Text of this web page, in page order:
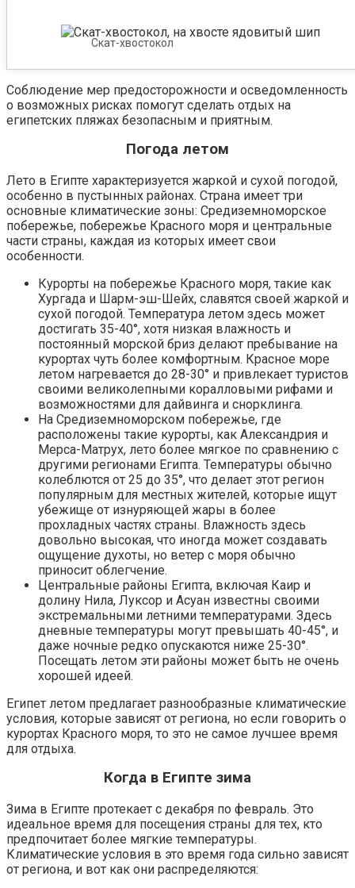
Скат-хвостокол
Соблюдение мер предосторожности и осведомленность
о возможных рисках помогут сделать отдых на
египетских пляжах безопасным и приятным.
Погода летом
Лето в Египте характеризуется жаркой и сухой погодой,
особенно в пустынных районах. Страна имеет три
основные климатические зоны: Средиземноморское
побережье, побережье Красного моря и центральные
части страны, каждая из которых имеет свои
особенности.
Курорты на побережье Красного моря, такие как
Хургада и Шарм-эш-Шейх, славятся своей жаркой и
сухой погодой. Температура летом здесь может
достигать 35-40°, хотя низкая влажность и
постоянный морской бриз делают пребывание на
курортах чуть более комфортным. Красное море
летом нагревается до 28-30° и привлекает туристов
своими великолепными коралловыми рифами и
возможностями для дайвинга и снорклинга.
На Средиземноморском побережье, где
расположены такие курорты, как Александрия и
Мерса-Матрух, лето более мягкое по сравнению с
другими регионами Египта. Температуры обычно
колеблются от 25 до 35°, что делает этот регион
популярным для местных жителей, которые ищут
убежище от изнуряющей жары в более
прохладных частях страны. Влажность здесь
довольно высокая, что иногда может создавать
ощущение духоты, но ветер с моря обычно
приносит облегчение.
Центральные районы Египта, включая Каир и
долину Нила, Луксор и Асуан известны своими
экстремальными летними температурами. Здесь
дневные температуры могут превышать 40-45°, и
даже ночные редко опускаются ниже 25-30°.
Посещать летом эти районы может быть не очень
хорошей идеей.
Египет летом предлагает разнообразные климатические
условия, которые зависят от региона, но если говорить о
курортах Красного моря, то это не самое лучшее время
для отдыха.
Когда в Египте зима
Зима в Египте протекает с декабря по февраль. Это
идеальное время для посещения страны для тех, кто
предпочитает более мягкие температуры.
Климатические условия в это время года сильно зависят
от региона, и вот как они распределяются: